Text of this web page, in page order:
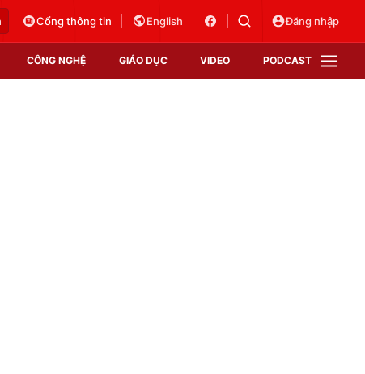
Cổng thông tin English Đăng nhập
CÔNG NGHỆ GIÁO DỤC VIDEO PODCAST